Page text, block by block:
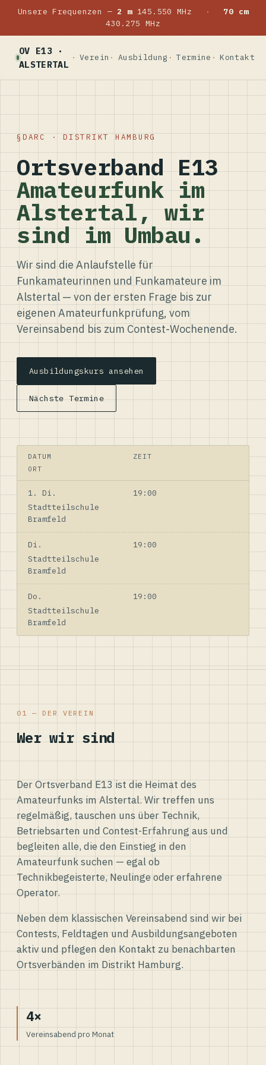
Unsere Frequenzen — 2 m145.550 MHz ·
70 cm
430.275 MHz
OV E13 ·
ALSTERTAL
Verein Ausbildung Termine Kontakt
DARC · DISTRIKT HAMBURG
Ortsverband E13
Amateurfunk im
Alstertal, wir
sind im Umbau.
Wir sind die Anlaufstelle für
Funkamateurinnen und Funkamateure im
Alstertal — von der ersten Frage bis zur
eigenen Amateurfunkprüfung, vom
Vereinsabend bis zum Contest-Wochenende.
Ausbildungskurs ansehen
Nächste Termine
DATUM
ZEIT
ORT
1. Di.
19:00
Stadtteilschule
Bramfeld
Di.
19:00
Stadtteilschule
Bramfeld
Do.
19:00
Stadtteilschule
Bramfeld
01 — DER VEREIN
Wer wir sind
Der Ortsverband E13 ist die Heimat des
Amateurfunks im Alstertal. Wir treffen uns
regelmäßig, tauschen uns über Technik,
Betriebsarten und Contest-Erfahrung aus und
begleiten alle, die den Einstieg in den
Amateurfunk suchen — egal ob
Technikbegeisterte, Neulinge oder erfahrene
Operator.
Neben dem klassischen Vereinsabend sind wir bei
Contests, Feldtagen und Ausbildungsangeboten
aktiv und pflegen den Kontakt zu benachbarten
Ortsverbänden im Distrikt Hamburg.
4×
Vereinsabend pro Monat